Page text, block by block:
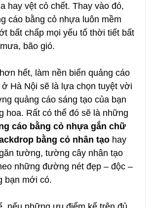
hay vệt cỏ chết. Thay vào đó,
cáo bằng cỏ nhựa luôn mềm
bất chấp mọi yếu tố thời tiết bất
bão gió.
hết, làm nền biển quảng cáo
Hà Nội sẽ là lựa chọn tuyệt vời
quảng cáo sáng tạo của bạn
hoa. Rất có thể đó sẽ là những
cáo bằng cỏ nhựa gắn chữ
bằng cỏ nhân tạo hay
tường, tường cây nhân tạo
những đường nét đẹp – độc –
bạn mới có.